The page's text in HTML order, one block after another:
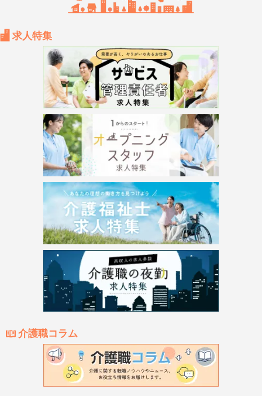
求人特集
介護職コラム